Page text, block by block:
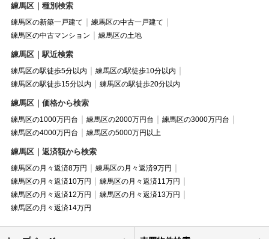
練馬区｜種別検索
練馬区の新築一戸建て
練馬区の中古一戸建て
練馬区の中古マンション
練馬区の土地
練馬区｜駅近検索
練馬区の駅徒歩5分以内
練馬区の駅徒歩10分以内
練馬区の駅徒歩15分以内
練馬区の駅徒歩20分以内
練馬区｜価格から検索
練馬区の1000万円台 練馬区の2000万円台
練馬区の3000万円台
練馬区の4000万円台
練馬区の5000万円以上
練馬区｜返済額から検索
練馬区の月々返済8万円
練馬区の月々返済9万円
練馬区の月々返済10万円
練馬区の月々返済11万円
練馬区の月々返済12万円
練馬区の月々返済13万円
練馬区の月々返済14万円